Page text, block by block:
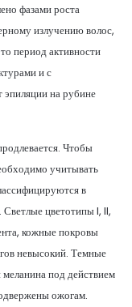
фазами роста
излучению волос,
период активности
и с
эпиляции на рубине
Чтобы
учитывать
в
Светлые цветотипы I, II,
кожные покровы
невысокий. Темные
под действием
ожогам.